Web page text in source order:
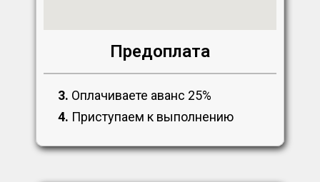
Предоплата
3. Оплачиваете аванс 25%
4. Приступаем к выполнению